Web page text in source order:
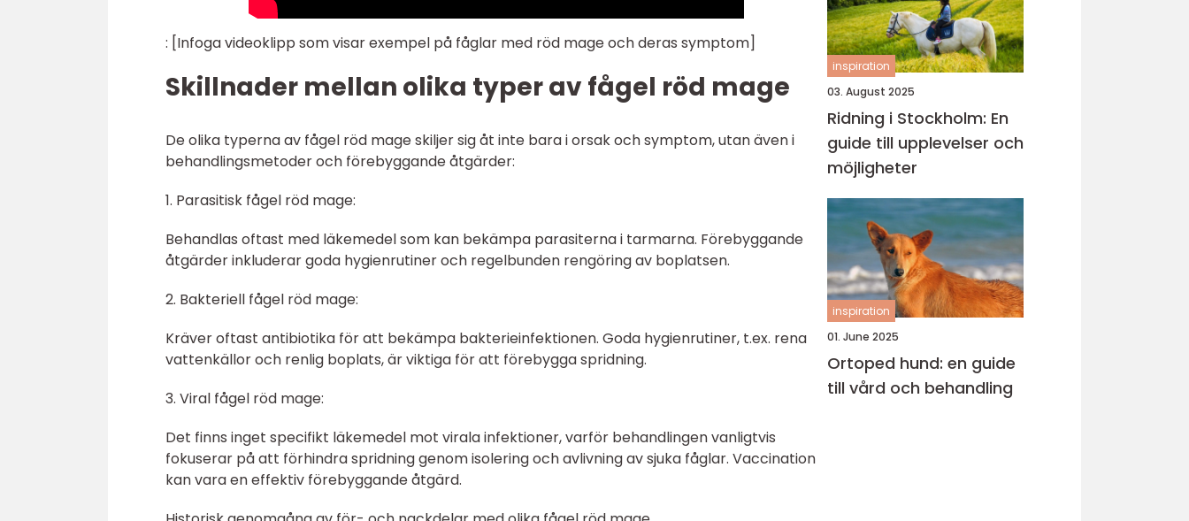
: [Infoga videoklipp som visar exempel på fåglar med röd mage och deras symptom]
Skillnader mellan olika typer av fågel röd mage
De olika typerna av fågel röd mage skiljer sig åt inte bara i orsak och symptom, utan även i
behandlingsmetoder och förebyggande åtgärder:
1. Parasitisk fågel röd mage:
Behandlas oftast med läkemedel som kan bekämpa parasiterna i tarmarna. Förebyggande
åtgärder inkluderar goda hygienrutiner och regelbunden rengöring av boplatsen.
2. Bakteriell fågel röd mage:
Kräver oftast antibiotika för att bekämpa bakterieinfektionen. Goda hygienrutiner, t.ex. rena
vattenkällor och renlig boplats, är viktiga för att förebygga spridning.
3. Viral fågel röd mage:
Det finns inget specifikt läkemedel mot virala infektioner, varför behandlingen vanligtvis
fokuserar på att förhindra spridning genom isolering och avlivning av sjuka fåglar. Vaccination
kan vara en effektiv förebyggande åtgärd.
inspiration
03. August 2025
Ridning i Stockholm: En
guide till upplevelser och
möjligheter
inspiration
01. June 2025
Ortoped hund: en guide
till vård och behandling